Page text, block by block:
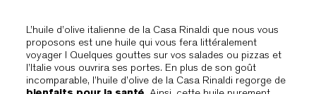
L’huile d’olive italienne de la Casa Rinaldi que nous vous
proposons est une huile qui vous fera littéralement
voyager ! Quelques gouttes sur vos salades ou pizzas et
l’Italie vous ouvrira ses portes. En plus de son goût
incomparable, l’huile d’olive de la Casa Rinaldi regorge de